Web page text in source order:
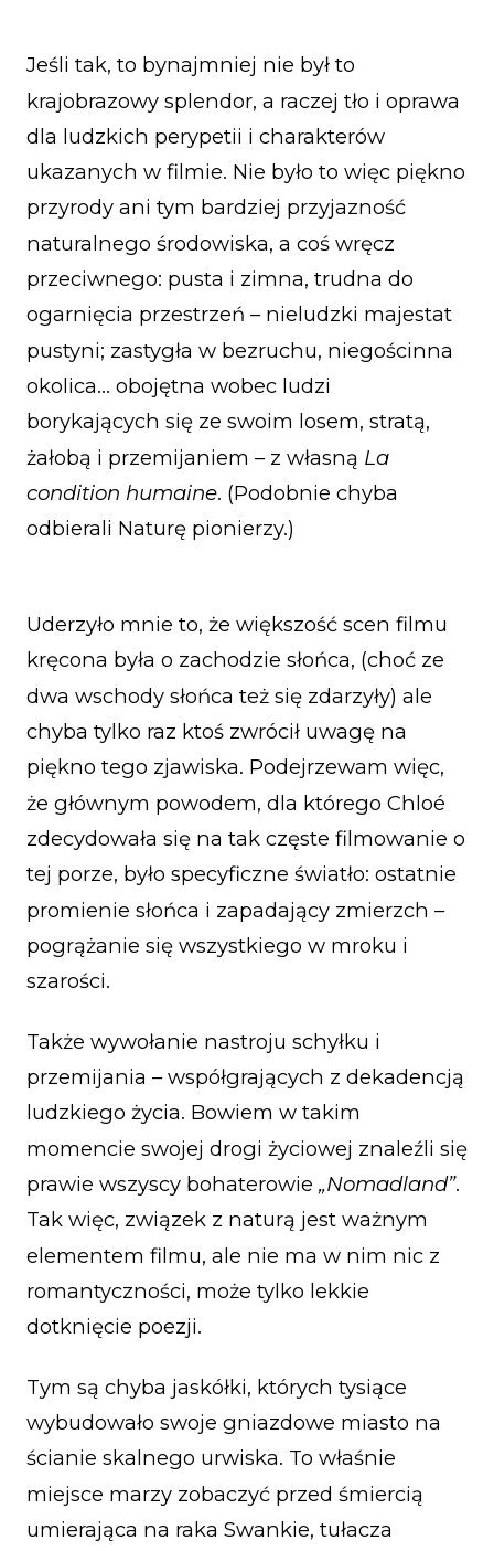
Jeśli tak, to bynajmniej nie był to
krajobrazowy splendor, a raczej tło i oprawa
dla ludzkich perypetii i charakterów
ukazanych w filmie. Nie było to więc piękno
przyrody ani tym bardziej przyjazność
naturalnego środowiska, a coś wręcz
przeciwnego: pusta i zimna, trudna do
ogarnięcia przestrzeń – nieludzki majestat
pustyni; zastygła w bezruchu, niegościnna
okolica… obojętna wobec ludzi
borykających się ze swoim losem, stratą,
żałobą i przemijaniem – z własną La
condition humaine. (Podobnie chyba
odbierali Naturę pionierzy.)
Uderzyło mnie to, że większość scen filmu
kręcona była o zachodzie słońca, (choć ze
dwa wschody słońca też się zdarzyły) ale
chyba tylko raz ktoś zwrócił uwagę na
piękno tego zjawiska. Podejrzewam więc,
że głównym powodem, dla którego Chloé
zdecydowała się na tak częste filmowanie o
tej porze, było specyficzne światło: ostatnie
promienie słońca i zapadający zmierzch –
pogrążanie się wszystkiego w mroku i
szarości.
Także wywołanie nastroju schyłku i
przemijania – współgrających z dekadencją
ludzkiego życia. Bowiem w takim
momencie swojej drogi życiowej znaleźli się
prawie wszyscy bohaterowie „Nomadland”.
Tak więc, związek z naturą jest ważnym
elementem filmu, ale nie ma w nim nic z
romantyczności, może tylko lekkie
dotknięcie poezji.
Tym są chyba jaskółki, których tysiące
wybudowało swoje gniazdowe miasto na
ścianie skalnego urwiska. To właśnie
miejsce marzy zobaczyć przed śmiercią
umierająca na raka Swankie, tułacza